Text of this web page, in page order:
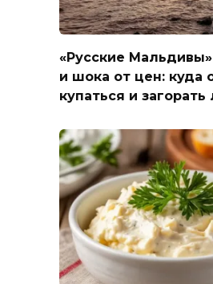
«Русские
и шока от цен: куда
купаться и